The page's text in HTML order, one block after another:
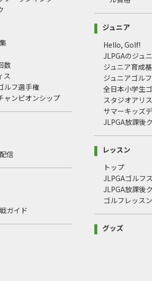
数
ス
ルフ選手権
ャンピオンシップ
信
ガイド
ジュニア
Hello, Golf!
JLPGAのジュ
ジュニア育成
ジュニアゴル
全日本小学生
スタジオアリ
サマーキッズ
JLPGA放課後
レッスン
トップ
JLPGAゴルフ
JLPGA放課後
ゴルフレッス
グッズ